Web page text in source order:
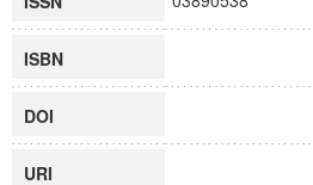
ISBN
DOI
URI